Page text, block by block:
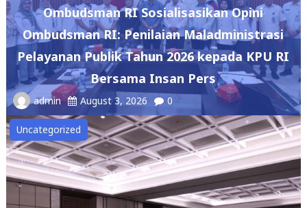
Ombudsman RI Sosialisasikan Opini
Ombudsman RI: Penilaian Maladministrasi
Pelayanan Publik Tahun 2026 kepada KPU RI
Bersama Insan Pers
admin August 3, 2026 0
Uncategorized